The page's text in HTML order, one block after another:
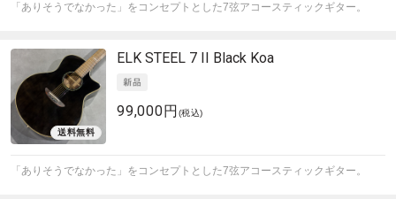
「ありそうでなかった」をコンセプトとした7弦アコースティックギター。
ELK STEEL 7 II Black Koa
99,000円 (税込)
「ありそうでなかった」をコンセプトとした7弦アコースティックギター。